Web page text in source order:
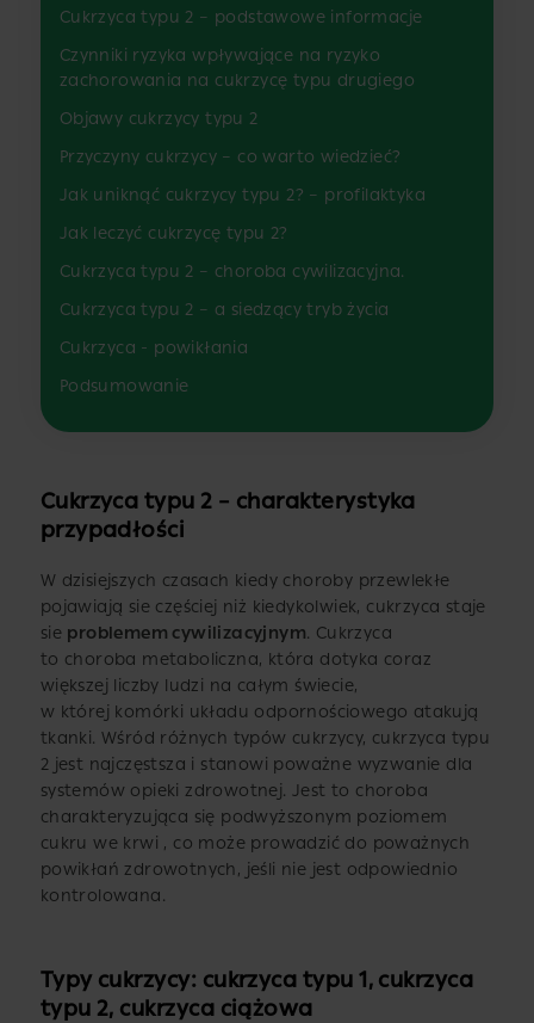
Cukrzyca typu 2 – podstawowe informacje
Czynniki ryzyka wpływające na ryzyko
zachorowania na cukrzycę typu drugiego
Objawy cukrzycy typu 2
Przyczyny cukrzycy – co warto wiedzieć?
Jak uniknąć cukrzycy typu 2? – profilaktyka
Jak leczyć cukrzycę typu 2?
Cukrzyca typu 2 – choroba cywilizacyjna.
Cukrzyca typu 2 – a siedzący tryb życia
Cukrzyca - powikłania
Podsumowanie
Cukrzyca typu 2 – charakterystyka
przypadłości
W dzisiejszych czasach kiedy choroby przewlekłe
pojawiają sie częściej niż kiedykolwiek, cukrzyca staje
sie problemem cywilizacyjnym. Cukrzyca
to choroba metaboliczna, która dotyka coraz
większej liczby ludzi na całym świecie,
w której komórki układu odpornościowego atakują
tkanki. Wśród różnych typów cukrzycy, cukrzyca typu
2 jest najczęstsza i stanowi poważne wyzwanie dla
systemów opieki zdrowotnej. Jest to choroba
charakteryzująca się podwyższonym poziomem
cukru we krwi , co może prowadzić do poważnych
powikłań zdrowotnych, jeśli nie jest odpowiednio
kontrolowana.
Typy cukrzycy: cukrzyca typu 1, cukrzyca
typu 2, cukrzyca ciążowa